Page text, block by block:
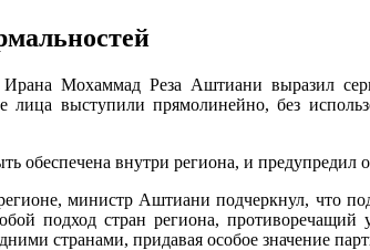
Мохаммад Реза Аштиани выразил
лица выступили прямолинейно, без
внутри региона, и предупредил
министр Аштиани подчеркнул, что
подход стран региона,
странами, придавая особое значение